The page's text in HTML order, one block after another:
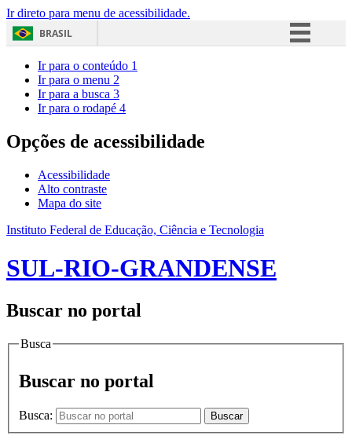
Ir direto para menu de acessibilidade.
BRASIL
Acesso à informação
Ir para o conteúdo 1
Ir para o menu 2
Ir para a busca 3
Ir para o rodapé 4
Opções de acessibilidade
Acessibilidade
Alto contraste
Mapa do site
Instituto Federal de Educação, Ciência e Tecnologia
SUL-RIO-GRANDENSE
Buscar no portal
Busca
Buscar no portal
Busca: Buscar